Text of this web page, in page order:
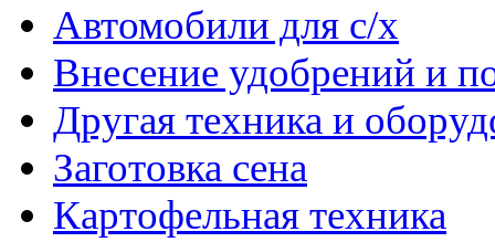
Автомобили для с/х
Внесение удобрений и
Другая техника и
Заготовка сена
Картофельная техника